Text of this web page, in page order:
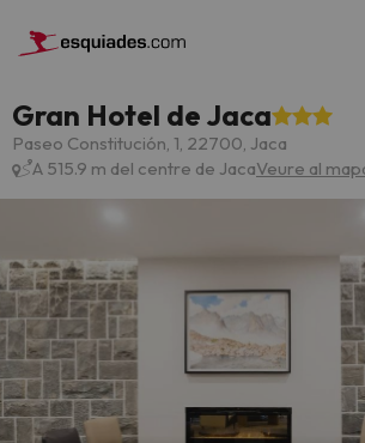
Gran Hotel de Jaca
Paseo Constitución, 1, 22700, Jaca
A 515.9 m del centre de JacaVeure al